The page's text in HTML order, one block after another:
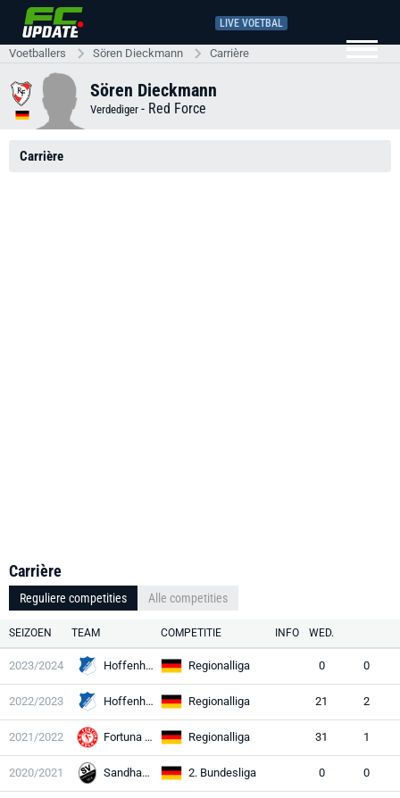
LIVE VOETBAL
Voetballers Sören Dieckmann Carrière
Sören Dieckmann
Verdediger - Red Force
Carrière
Carrière
Reguliere competities Alle competities
SEIZOEN TEAM COMPETITIE INFO WED.
2023/2024 Hoffenheim II Regionalliga 0 0
2022/2023 Hoffenheim II Regionalliga 21 2
2021/2022 Fortuna Köln Regionalliga 31 1
2020/2021 Sandhausen 2. Bundesliga 0 0